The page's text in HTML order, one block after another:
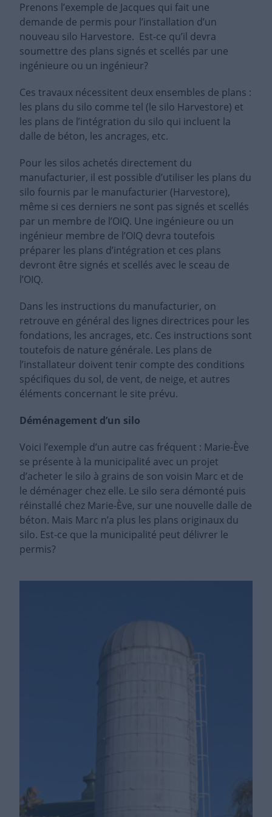
Prenons l’exemple de Jacques qui fait une
demande de permis pour l’installation d’un
nouveau silo Harvestore. Est-ce qu’il devra
soumettre des plans signés et scellés par une
ingénieure ou un ingénieur?
Ces travaux nécessitent deux ensembles de plans :
les plans du silo comme tel (le silo Harvestore) et
les plans de l’intégration du silo qui incluent la
dalle de béton, les ancrages, etc.
Pour les silos achetés directement du
manufacturier, il est possible d’utiliser les plans du
silo fournis par le manufacturier (Harvestore),
même si ces derniers ne sont pas signés et scellés
par un membre de l’OIQ. Une ingénieure ou un
ingénieur membre de l’OIQ devra toutefois
préparer les plans d’intégration et ces plans
devront être signés et scellés avec le sceau de
l’OIQ.
Dans les instructions du manufacturier, on
retrouve en général des lignes directrices pour les
fondations, les ancrages, etc. Ces instructions sont
toutefois de nature générale. Les plans de
l’installateur doivent tenir compte des conditions
spécifiques du sol, de vent, de neige, et autres
éléments concernant le site prévu.
Déménagement d’un silo
Voici l’exemple d’un autre cas fréquent : Marie-Ève
se présente à la municipalité avec un projet
d’acheter le silo à grains de son voisin Marc et de
le déménager chez elle. Le silo sera démonté puis
réinstallé chez Marie-Ève, sur une nouvelle dalle de
béton. Mais Marc n’a plus les plans originaux du
silo. Est-ce que la municipalité peut délivrer le
permis?